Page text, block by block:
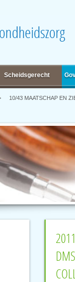
Scheidsgerecht
10/43 MAATSCHAP EN